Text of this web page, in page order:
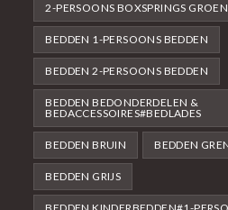
2-PERSOONS BOXSPRINGS GROEN
BEDDEN 1-PERSOONS BEDDEN
BEDDEN 2-PERSOONS BEDDEN
BEDDEN BEDONDERDELEN &
BEDACCESSOIRES#BEDLADES
BEDDEN BRUIN BEDDEN
BEDDEN GRIJS